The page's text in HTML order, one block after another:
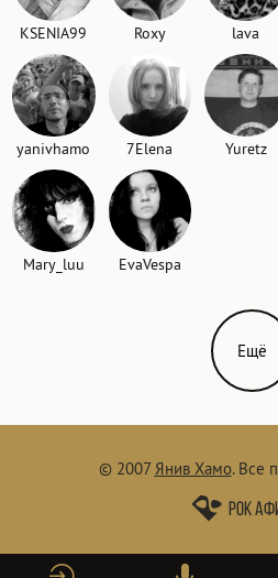
KSENIA99 Roxy lava
yanivhamo 7Elena Yuretz
Mary_luu EvaVespa
Ещё
© 2007 Янив Хамо. Все
Рок